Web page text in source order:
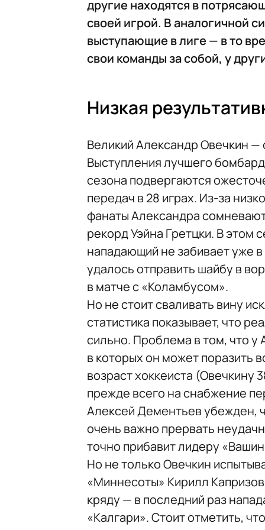
другие находятся в
своей игрой. В аналогичной
выступающие в лиге — в то
свои команды за собой, у
Низкая
Великий Александр Овечкин
Выступления лучшего
сезона подвергаются
передач в 28 играх. Из-за
фанаты Александра
рекорд Уэйна Гретцки. В этом
нападающий не забивает уже
удалось отправить шайбу в
в матче с «Коламбусом».
Но не стоит сваливать вину
статистика показывает, что
сильно. Проблема в том, что у
в которых он может поразить
возраст хоккеиста (Овечкину
прежде всего на снабжение
Алексей Дементьев убежден,
очень важно прервать
точно прибавит лидеру
Но не только Овечкин
«Миннесоты» Кирилл
кряду — в последний раз
«Калгари». Стоит отметить,